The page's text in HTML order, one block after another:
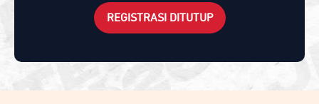
REGISTRASI DITUTUP